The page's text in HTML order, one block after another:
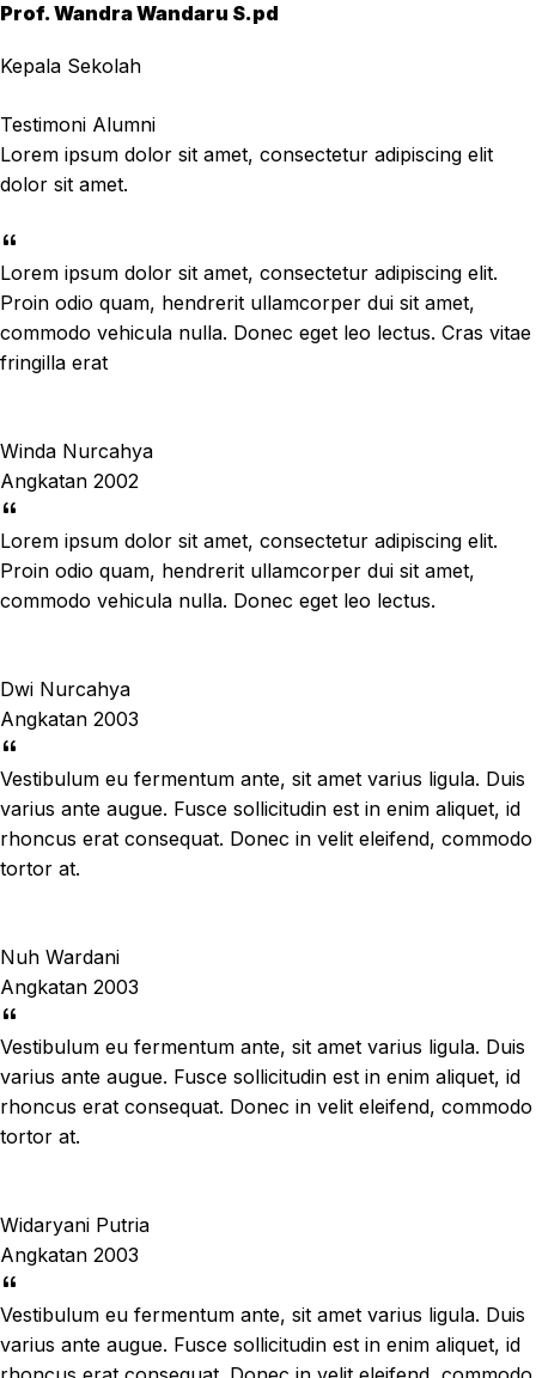
Prof. Wandra Wandaru S.pd
Kepala Sekolah
Testimoni Alumni
Lorem ipsum dolor sit amet, consectetur adipiscing elit
dolor sit amet.
Lorem ipsum dolor sit amet, consectetur adipiscing elit.
Proin odio quam, hendrerit ullamcorper dui sit amet,
commodo vehicula nulla. Donec eget leo lectus. Cras vitae
fringilla erat
Winda Nurcahya
Angkatan 2002
Lorem ipsum dolor sit amet, consectetur adipiscing elit.
Proin odio quam, hendrerit ullamcorper dui sit amet,
commodo vehicula nulla. Donec eget leo lectus.
Dwi Nurcahya
Angkatan 2003
Vestibulum eu fermentum ante, sit amet varius ligula. Duis
varius ante augue. Fusce sollicitudin est in enim aliquet, id
rhoncus erat consequat. Donec in velit eleifend, commodo
tortor at.
Nuh Wardani
Angkatan 2003
Vestibulum eu fermentum ante, sit amet varius ligula. Duis
varius ante augue. Fusce sollicitudin est in enim aliquet, id
rhoncus erat consequat. Donec in velit eleifend, commodo
tortor at.
Widaryani Putria
Angkatan 2003
Vestibulum eu fermentum ante, sit amet varius ligula. Duis
varius ante augue. Fusce sollicitudin est in enim aliquet, id